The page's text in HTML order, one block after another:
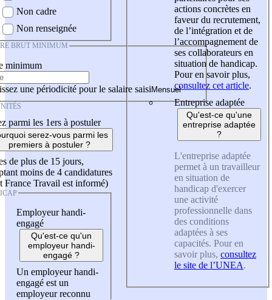
Non cadre
Non renseignée
BRUT MINIMUM
minimum
une périodicité pour le salaire saisi
parmi les 1ers à postuler
serez-vous parmi les
premiers à postuler ?
de plus de 15 jours,
moins de 4 candidatures
France Travail est informé)
Employeur handi-
engagé
Qu'est-ce qu'un
employeur handi-
engagé ?
Un employeur handi-
engagé est un
employeur reconnu
actions concrètes en
faveur du recrutement,
de l’intégration et de
l’accompagnement de
ses collaborateurs en
situation de handicap.
Pour en savoir plus,
consultez cet article.
Entreprise adaptée
Qu'est-ce qu'une
entreprise adaptée
?
L'entreprise adaptée
permet à un travailleur
en situation de
handicap d'exercer
une activité
professionnelle dans
des conditions
adaptées à ses
capacités. Pour en
savoir plus, consultez
le site de l’UNEA.